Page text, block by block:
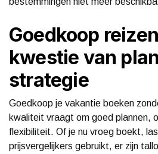
Goedkoop
kwestie van
strategie
Goedkoop je vakantie boeken
kwaliteit vraagt om goed plannen,
flexibiliteit. Of je nu vroeg boekt,
prijsvergelijkers gebruikt, er zijn